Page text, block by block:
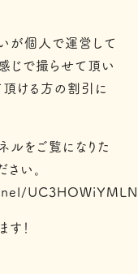
が個人で運営して
じで撮らせて頂い
頂ける方の割引に
ルをご覧になりた
い。
す！